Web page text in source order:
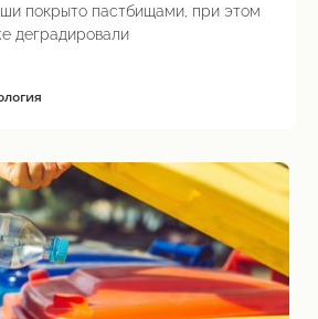
покрыто пастбищами, при этом
деградировали